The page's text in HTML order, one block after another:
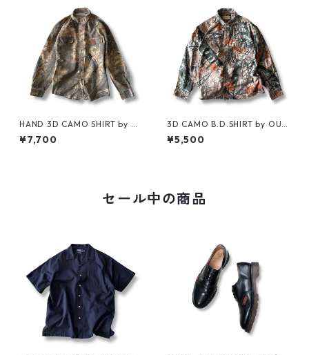
HAND 3D CAMO SHIRT by Cl
arfield Outdoors
¥7,700
3D CAMO B.D.SHIRT by OUT
FITTERS RIDGE
¥5,500
セール中の商品